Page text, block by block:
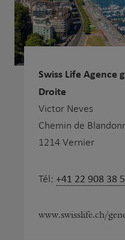
Swiss Life Agence
Droite
Victor Neves
Chemin de
1214 Vernier
Tél: +41 22 908 38
www.swisslife.ch/